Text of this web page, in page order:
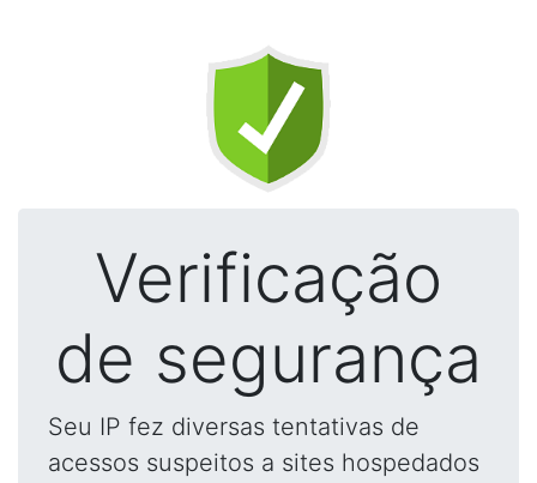
Verificação
de segurança
Seu IP fez diversas tentativas de
acessos suspeitos a sites hospedados